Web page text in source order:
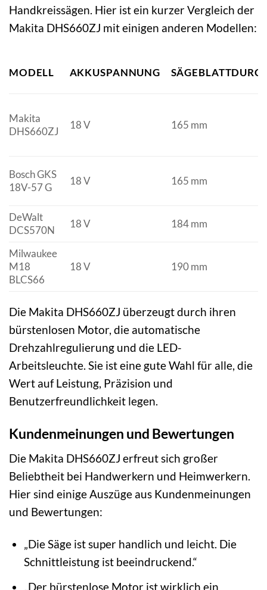
Handkreissägen. Hier ist ein kurzer Vergleich der
Makita DHS660ZJ mit einigen anderen Modellen:
MODELL AKKUSPANNUNG
Makita
DHS660ZJ
18 V 165 mm
Bosch GKS
18V-57 G
18 V 165 mm
DeWalt
DCS570N
18 V 184 mm
Milwaukee
M18
BLCS66
18 V 190 mm
Die Makita DHS660ZJ überzeugt durch ihren
bürstenlosen Motor, die automatische
Drehzahlregulierung und die LED-
Arbeitsleuchte. Sie ist eine gute Wahl für alle, die
Wert auf Leistung, Präzision und
Benutzerfreundlichkeit legen.
Kundenmeinungen und Bewertungen
Die Makita DHS660ZJ erfreut sich großer
Beliebtheit bei Handwerkern und Heimwerkern.
Hier sind einige Auszüge aus Kundenmeinungen
und Bewertungen:
„Die Säge ist super handlich und leicht. Die
Schnittleistung ist beeindruckend.“
„Der bürstenlose Motor ist wirklich ein